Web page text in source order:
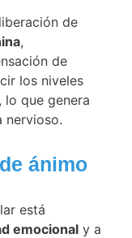
de
,
de
los niveles
que genera
nervioso.
ánimo
está
emocional y a